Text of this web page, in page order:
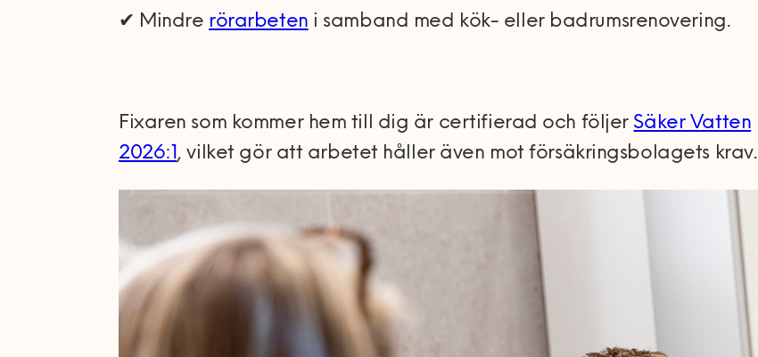
✔ Mindre rörarbeten i samband med kök- eller badrumsrenovering.
Fixaren som kommer hem till dig är certifierad och följer Säker Vatten
2026:1, vilket gör att arbetet håller även mot försäkringsbolagets krav.